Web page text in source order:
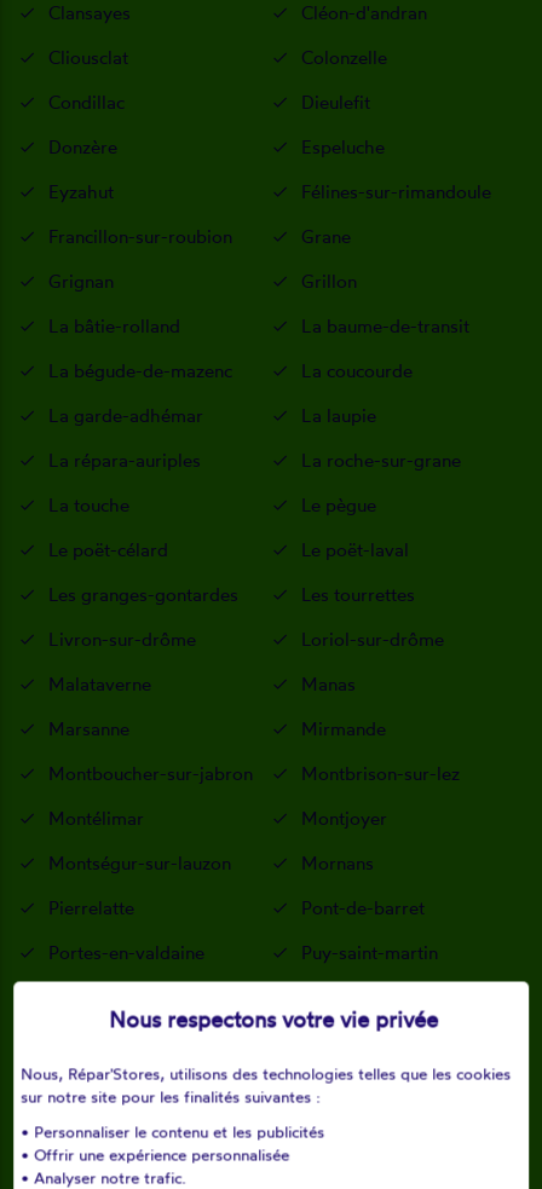
Clansayes
Cléon-d'andran
Cliousclat
Colonzelle
Condillac
Dieulefit
Donzère
Espeluche
Eyzahut
Félines-sur-rimandoule
Francillon-sur-roubion
Grane
Grignan
Grillon
La bâtie-rolland
La baume-de-transit
La bégude-de-mazenc
La coucourde
La garde-adhémar
La laupie
La répara-auriples
La roche-sur-grane
La touche
Le pègue
Le poët-célard
Le poët-laval
Les granges-gontardes
Les tourrettes
Livron-sur-drôme
Loriol-sur-drôme
Malataverne
Manas
Marsanne
Mirmande
Montboucher-sur-jabron
Montbrison-sur-lez
Montélimar
Montjoyer
Montségur-sur-lauzon
Mornans
Pierrelatte
Pont-de-barret
Portes-en-valdaine
Puy-saint-martin
Roche-saint-secret-béconne
Rochebaudin
Rochegude
Nous respectons votre vie privée
Nous, Répar'Stores, utilisons des technologies telles que les cookies
sur notre site pour les finalités suivantes :
• Personnaliser le contenu et les publicités
• Offrir une expérience personnalisée
• Analyser notre trafic.